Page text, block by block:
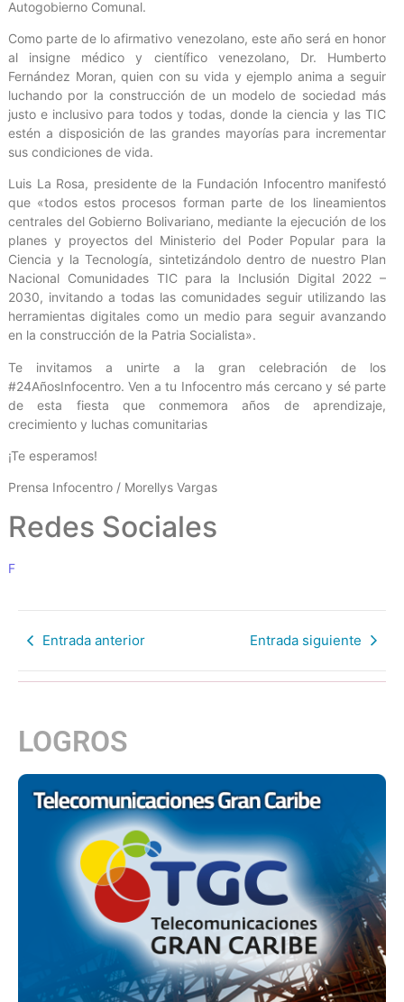
Autogobierno Comunal.
Como parte de lo afirmativo venezolano, este año será en honor
al insigne médico y científico venezolano, Dr. Humberto
Fernández Moran, quien con su vida y ejemplo anima a seguir
luchando por la construcción de un modelo de sociedad más
justo e inclusivo para todos y todas, donde la ciencia y las TIC
estén a disposición de las grandes mayorías para incrementar
sus condiciones de vida.
Luis La Rosa, presidente de la Fundación Infocentro manifestó
que «todos estos procesos forman parte de los lineamientos
centrales del Gobierno Bolivariano, mediante la ejecución de los
planes y proyectos del Ministerio del Poder Popular para la
Ciencia y la Tecnología, sintetizándolo dentro de nuestro Plan
Nacional Comunidades TIC para la Inclusión Digital 2022 –
2030, invitando a todas las comunidades seguir utilizando las
herramientas digitales como un medio para seguir avanzando
en la construcción de la Patria Socialista».
Te invitamos a unirte a la gran celebración de los
#24AñosInfocentro. Ven a tu Infocentro más cercano y sé parte
de esta fiesta que conmemora años de aprendizaje,
crecimiento y luchas comunitarias
¡Te esperamos!
Prensa Infocentro / Morellys Vargas
Redes Sociales
F
Entrada anterior Entrada siguiente
LOGROS